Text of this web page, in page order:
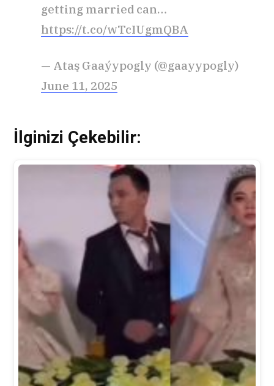
getting married can…
https://t.co/wTcIUgmQBA
— Ataş Gaaýypogly (@gaayypogly)
June 11, 2025
İlginizi Çekebilir: